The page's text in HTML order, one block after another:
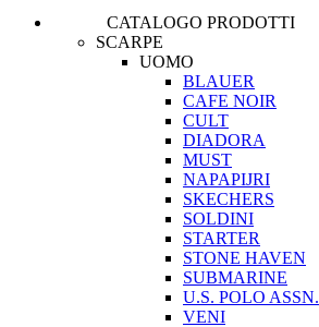
CATALOGO PRODOTTI
SCARPE
UOMO
BLAUER
CAFE NOIR
CULT
DIADORA
MUST
NAPAPIJRI
SKECHERS
SOLDINI
STARTER
STONE HAVEN
SUBMARINE
U.S. POLO ASSN.
VENI